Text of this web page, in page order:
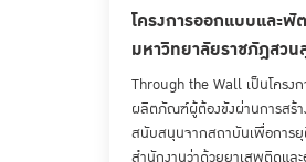
โครงการออกแบบและ
มหาวิทยาลัยราชภัฎสวน
Through the Wall เป็นโคร
ผลิตภัณฑ์ผู้ต้องขังผ่านการสร้า
สนับสนุนจากสถาบันเพื่อการยุ
สำนักงานว่าด้วยยาเสพติดแล